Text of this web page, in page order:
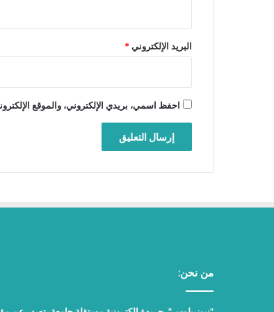
البريد الإلكتروني*
احفظ اسمي، بريدي الإلكتروني، والموقع
من نحن: